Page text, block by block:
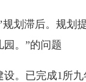
滞后。规划
。”的问题
已完成1所九